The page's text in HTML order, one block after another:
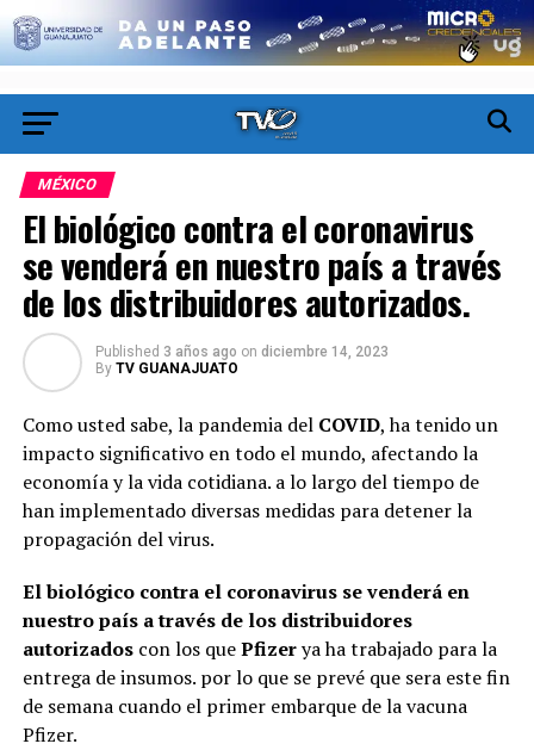
MÉXICO
El biológico contra el coronavirus
se venderá en nuestro país a través
de los distribuidores autorizados.
Published 3 años ago on diciembre 14, 2023
By TV GUANAJUATO
Como usted sabe, la pandemia del COVID, ha tenido un
impacto significativo en todo el mundo, afectando la
economía y la vida cotidiana. a lo largo del tiempo de
han implementado diversas medidas para detener la
propagación del virus.
El biológico contra el coronavirus se venderá en
nuestro país a través de los distribuidores
autorizadoscon los quePfizerya ha trabajado para la
entrega de insumos. por lo que se prevé que sera este fin
de semana cuando el primer embarque de la vacuna
Pfizer.